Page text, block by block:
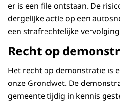
er is een file ontstaan. De
dergelijke actie op een
een strafrechtelijke
Recht op
Het recht op demonstratie is
onze Grondwet. De
gemeente tijdig in kennis